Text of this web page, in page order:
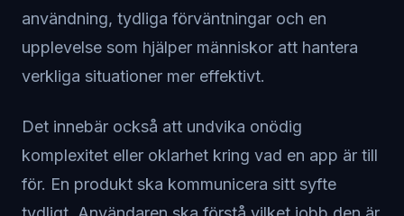
användning, tydliga förväntningar och en
upplevelse som hjälper människor att hantera
verkliga situationer mer effektivt.
Det innebär också att undvika onödig
komplexitet eller oklarhet kring vad en app är till
för. En produkt ska kommunicera sitt syfte